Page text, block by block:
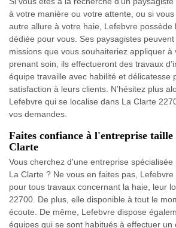
à votre manière ou votre attente, ou si
autre allure à votre haie, Lefebvre possède
dédiée pour vous. Ses paysagistes
missions que vous souhaiteriez appliquer à
prenant soin, ils effectueront des travaux
équipe travaille avec habilité et délicatesse
satisfaction à leurs clients. N’hésitez plus
Lefebvre qui se localise dans La Clarte
vos demandes.
Faites confiance à l'entreprise taille
Clarte
Vous cherchez d'une entreprise
La Clarte ? Ne vous en faites pas,
pour tous travaux concernant la haie, leur
22700. De plus, elle disponible à tout le
écoute. De même, Lefebvre dispose
équipes qui se sont habitués à effectuer un